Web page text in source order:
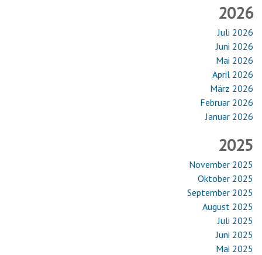
2026
Juli 2026
Juni 2026
Mai 2026
April 2026
März 2026
Februar 2026
Januar 2026
2025
November 2025
Oktober 2025
September 2025
August 2025
Juli 2025
Juni 2025
Mai 2025